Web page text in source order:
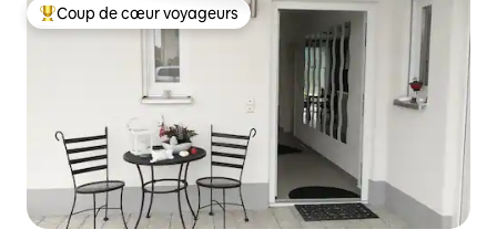
Coups de cœur voyageurs les plus appréciés
Coup de cœur voyageurs